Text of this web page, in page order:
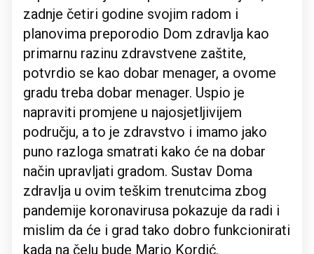
zadnje četiri godine svojim radom i
planovima preporodio Dom zdravlja kao
primarnu razinu zdravstvene zaštite,
potvrdio se kao dobar menager, a ovome
gradu treba dobar menager. Uspio je
napraviti promjene u najosjetljivijem
području, a to je zdravstvo i imamo jako
puno razloga smatrati kako će na dobar
način upravljati gradom. Sustav Doma
zdravlja u ovim teškim trenutcima zbog
pandemije koronavirusa pokazuje da radi i
mislim da će i grad tako dobro funkcionirati
kada na čelu bude Mario Kordić.